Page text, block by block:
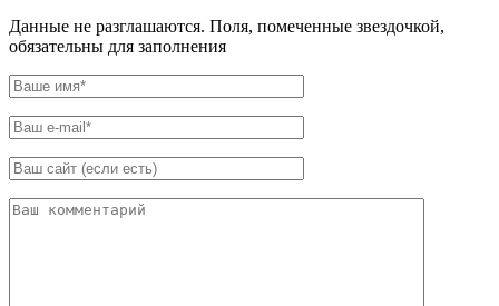
Данные не разглашаются. Поля, помеченные звездочкой,
обязательны для заполнения